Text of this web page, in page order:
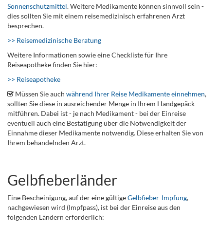
Sonnenschutzmittel. Weitere Medikamente können sinnvoll sein -
dies sollten Sie mit einem reisemedizinisch erfahrenen Arzt
besprechen.
>> Reisemedizinische Beratung
Weitere Informationen sowie eine Checkliste für Ihre
Reiseapotheke finden Sie hier:
>> Reiseapotheke
Müssen Sie auch während Ihrer Reise Medikamente einnehmen,
sollten Sie diese in ausreichender Menge in Ihrem Handgepäck
mitführen. Dabei ist - je nach Medikament - bei der Einreise
eventuell auch eine Bestätigung über die Notwendigkeit der
Einnahme dieser Medikamente notwendig. Diese erhalten Sie von
Ihrem behandelnden Arzt.
Gelbfieberländer
Eine Bescheinigung, auf der eine gültigeGelbfieber-Impfung,
nachgewiesen wird (Impfpass), ist bei der Einreise aus den
folgenden Ländern erforderlich: